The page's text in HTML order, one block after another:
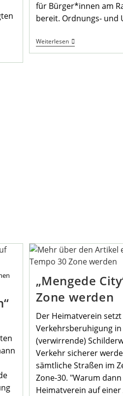
für Bürger*innen am
bereit. Ordnungs- und
WeiterlesenAbfalldetektive
Stellten
„Mengede
Zone werden
Der Heimatverein
Verkehrsberuhigung
(verwirrende)
Verkehr sicherer
sämtliche Straßen im
Zone-30. "Warum
Heimatverein auf